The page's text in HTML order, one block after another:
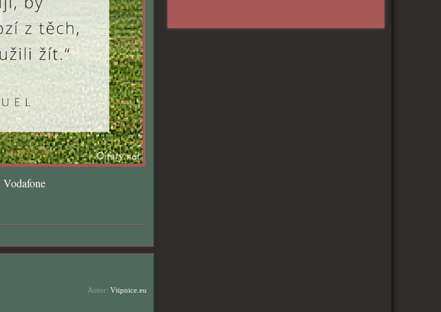
Autor: Vtipnice.eu